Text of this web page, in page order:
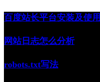
跳
文
百度站长平台安装及使用
网站日志怎么分析
robots.txt写法